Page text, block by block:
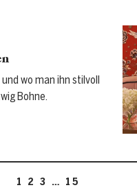
wo man ihn stilvoll
Bohne.
1 2 3 … 15